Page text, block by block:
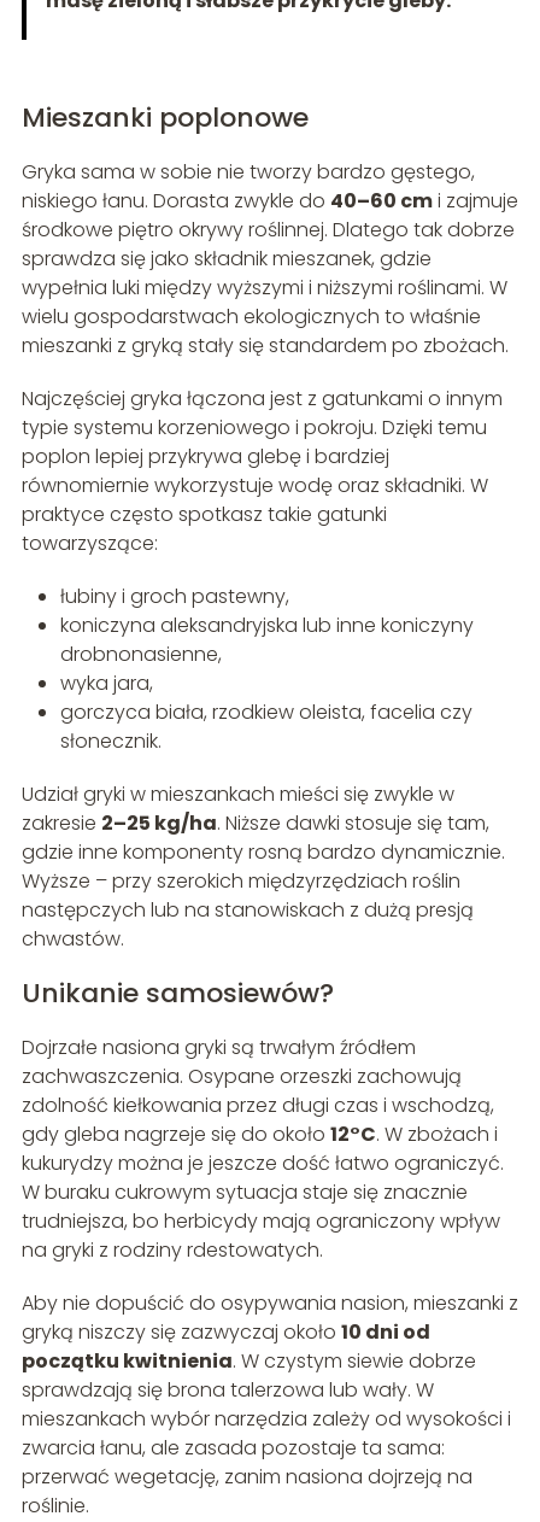
Mieszanki poplonowe
Gryka sama w sobie nie tworzy bardzo gęstego,
niskiego łanu. Dorasta zwykle do 40–60 cmi zajmuje
środkowe piętro okrywy roślinnej. Dlatego tak dobrze
sprawdza się jako składnik mieszanek, gdzie
wypełnia luki między wyższymi i niższymi roślinami. W
wielu gospodarstwach ekologicznych to właśnie
mieszanki z gryką stały się standardem po zbożach.
Najczęściej gryka łączona jest z gatunkami o innym
typie systemu korzeniowego i pokroju. Dzięki temu
poplon lepiej przykrywa glebę i bardziej
równomiernie wykorzystuje wodę oraz składniki. W
praktyce często spotkasz takie gatunki
towarzyszące:
łubiny i groch pastewny,
koniczyna aleksandryjska lub inne koniczyny
drobnonasienne,
wyka jara,
gorczyca biała, rzodkiew oleista, facelia czy
słonecznik.
Udział gryki w mieszankach mieści się zwykle w
zakresie 2–25 kg/ha. Niższe dawki stosuje się tam,
gdzie inne komponenty rosną bardzo dynamicznie.
Wyższe – przy szerokich międzyrzędziach roślin
następczych lub na stanowiskach z dużą presją
chwastów.
Unikanie samosiewów?
Dojrzałe nasiona gryki są trwałym źródłem
zachwaszczenia. Osypane orzeszki zachowują
zdolność kiełkowania przez długi czas i wschodzą,
gdy gleba nagrzeje się do około 12°C. W zbożach i
kukurydzy można je jeszcze dość łatwo ograniczyć.
W buraku cukrowym sytuacja staje się znacznie
trudniejsza, bo herbicydy mają ograniczony wpływ
na gryki z rodziny rdestowatych.
Aby nie dopuścić do osypywania nasion, mieszanki z
gryką niszczy się zazwyczaj około 10 dni od
początku kwitnienia. W czystym siewie dobrze
sprawdzają się brona talerzowa lub wały. W
mieszankach wybór narzędzia zależy od wysokości i
zwarcia łanu, ale zasada pozostaje ta sama:
przerwać wegetację, zanim nasiona dojrzeją na
roślinie.